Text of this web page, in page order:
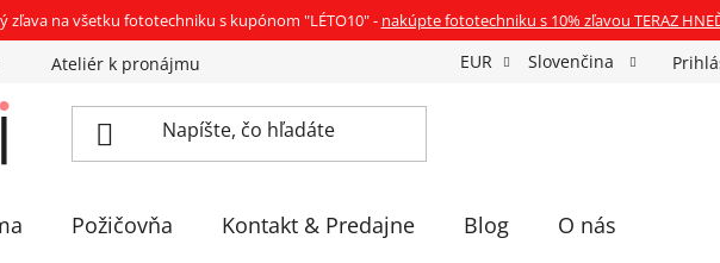
zľava na všetku fototechniku s kupónom "LÉTO10" - nakúpte fototechniku s 10% zľavou TERAZ
Ateliér k pronájmu Eventovka Fotospin Neóny
EUR Slovenčina
Požičovňa Kontakt & Predajne Blog O nás